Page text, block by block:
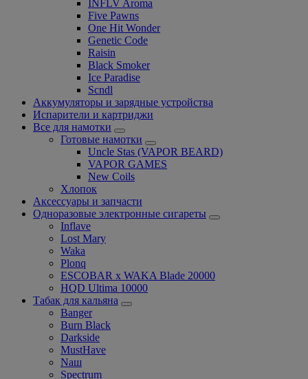
INFLV Aroma
Five Pawns
One Hit Wonder
Genetic Code
Raisin
Black Smoker
Ice Paradise
Scndl
Аккумуляторы и зарядные устройства
Испарители и картриджи
Все для намотки
Готовые намотки
Uncle Stas (VAPOR BEARD)
VAPOR GAMES
New Coils
Хлопок
Аксессуары и запчасти
Одноразовые электронные сигареты
Inflave
Lost Mary
Waka
Plonq
ESCOBAR x WAKA Blade 20000
HQD Ultima 10000
Табак для кальяна
Banger
Burn Black
Darkside
MustHave
Nаш
Spectrum